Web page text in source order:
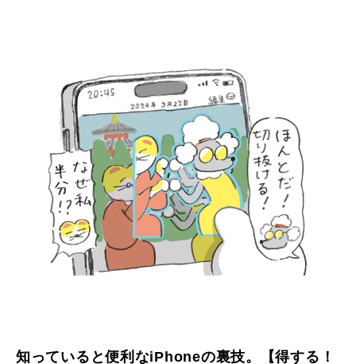
知っていると便利なiPhoneの裏技。【得する！